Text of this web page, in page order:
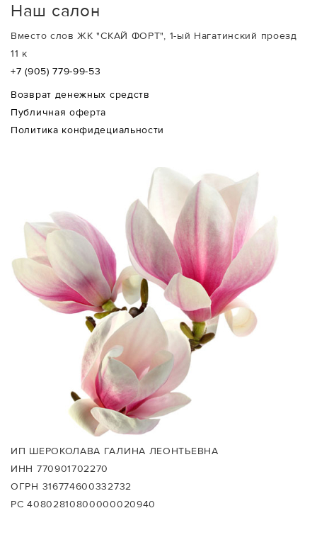
Наш салон
Вместо слов ЖК "СКАЙ ФОРТ", 1-ый Нагатинский проезд
11 к
+7 (905) 779-99-53
Возврат денежных средств
Публичная оферта
Политика конфидециальности
ИП ШЕРОКОЛАВА ГАЛИНА ЛЕОНТЬЕВНА
ИНН 770901702270
ОГРН 316774600332732
РС 40802810800000020940